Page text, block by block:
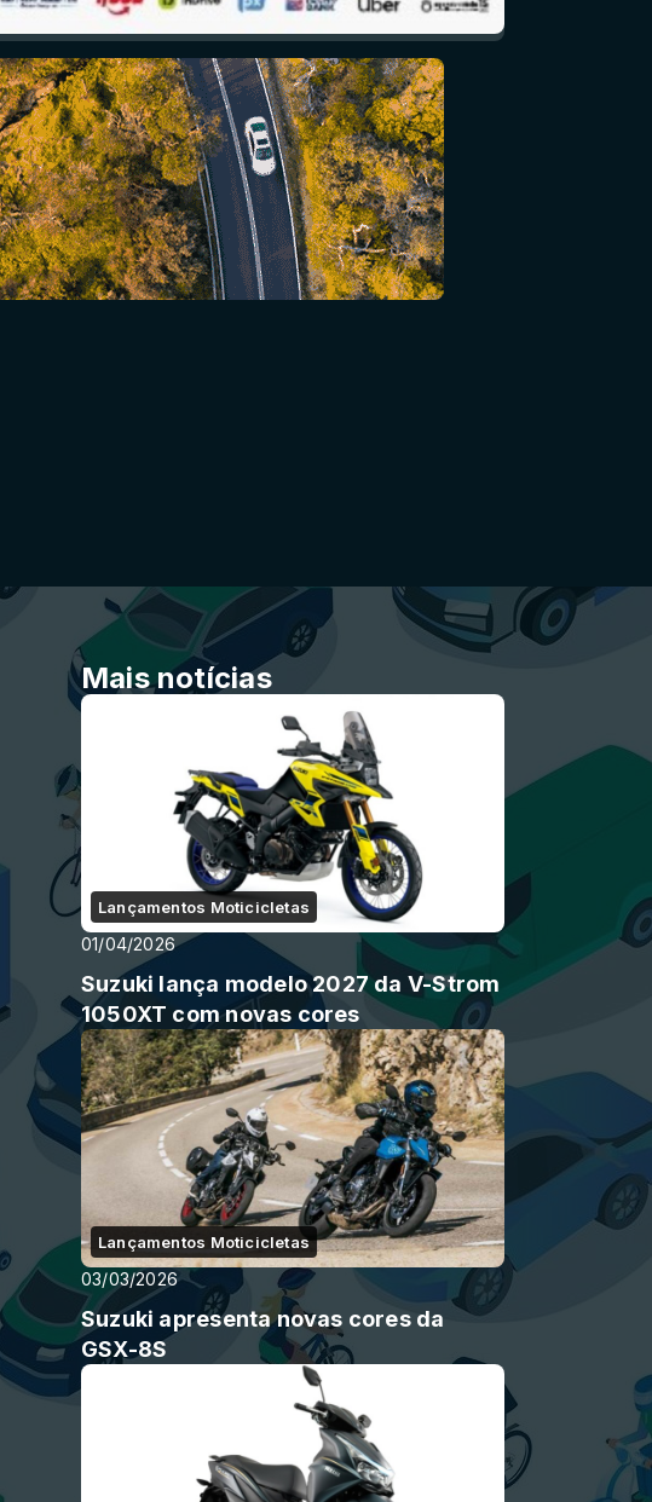
Mais notícias
Lançamentos Moticicletas
01/04/2026
Suzuki lança modelo 2027 da V-Strom
1050XT com novas cores
Lançamentos Moticicletas
03/03/2026
Suzuki apresenta novas cores da
GSX-8S